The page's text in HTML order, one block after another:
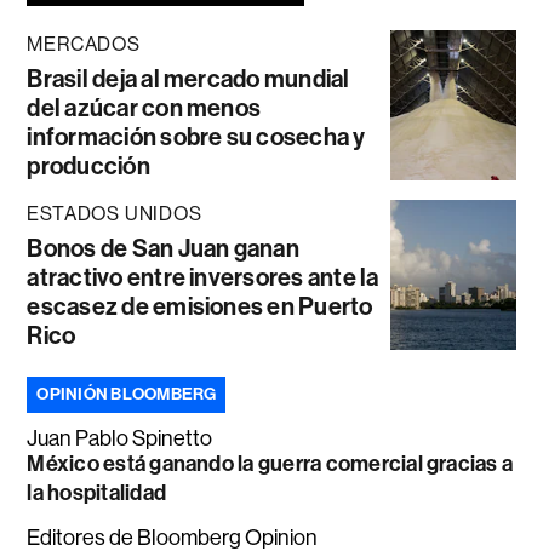
MERCADOS
Brasil deja al mercado mundial
del azúcar con menos
información sobre su cosecha y
producción
ESTADOS UNIDOS
Bonos de San Juan ganan
atractivo entre inversores ante la
escasez de emisiones en Puerto
Rico
OPINIÓN BLOOMBERG
Juan Pablo Spinetto
México está ganando la guerra comercial gracias a
la hospitalidad
Editores de Bloomberg Opinion